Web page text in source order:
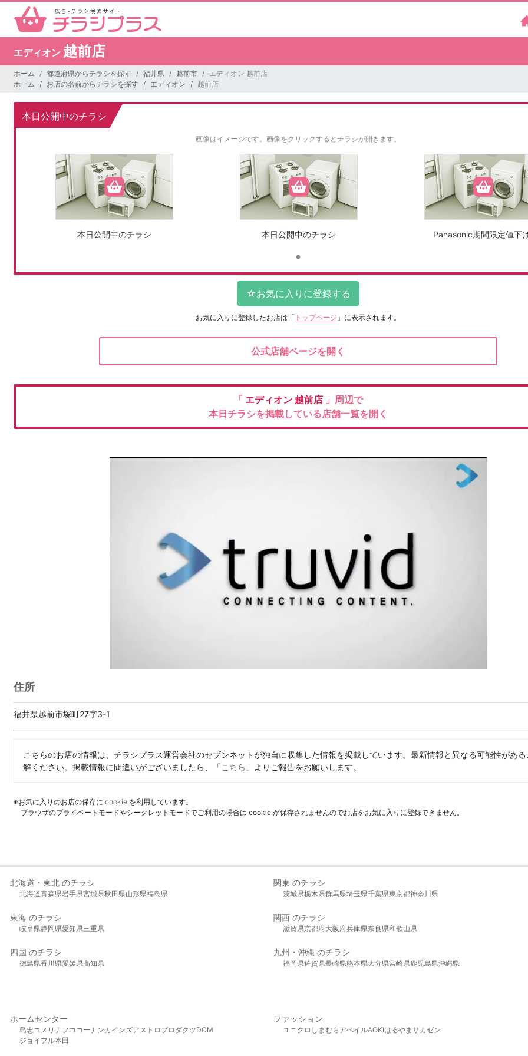
エディオン 越前店
ホーム 都道府県からチラシを探す 福井県 越前市
エディオン 越前店
ホーム
お店の名前からチラシを探す エディオン 越前店
本日公開中のチラシ
画像はイメージです。 画像をクリックするとチラシが開きます。
本日公開中のチラシ 本日公開中のチラシ Panasonic期間限定値下
お気に入りに登録したお店は 「 トップページ 」に表示されます。
公式店舗ページを開く
「 エディオン 越前店 」周辺で
本日チラシを掲載している店舗一覧を開く
住所
福井県越前市塚町27字3-1
こちらのお店の情報は、チラシプラス運営会社のセブンネットが独自に収集した情報を掲載しています。最新情報と異なる可能性があ
解ください。掲載情報に間違いがございましたら、「こちら 」よりご報告をお願いします。
※お気に入りのお店の保存に cookie を利用しています。
ブラウザのプライベートモードやシークレットモードでご利用の場合は cookie が保存されませんのでお店をお気に入りに登録できません。
北海道・東北 のチラシ
北海道青森県岩手県宮城県秋田県山形県福島県
関東 のチラシ
茨城県栃木県群馬県埼玉県千葉県東京都神奈川県
東海 のチラシ
岐阜県静岡県愛知県三重県
関西 のチラシ
滋賀県京都府大阪府兵庫県奈良県和歌山県
四国 のチラシ
徳島県香川県愛媛県高知県
九州・沖縄 のチラシ
福岡県佐賀県長崎県熊本県大分県宮崎県鹿児島県沖縄県
ホームセンター
島忠 コメリ ナフコ コーナンカインズアストロプロダクツDCM
ジョイフル本田
ファッション
ユニクロ しまむら アベイルAOKIはるやま サカゼン